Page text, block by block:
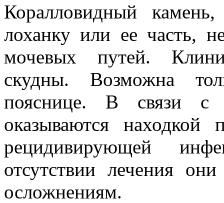
Коралловидный
лоханку или ее часть,
мочевых путей.
скудны. Возможна
пояснице. В связи с
оказываются находкой
рецидивирующей
отсутствии лечения
осложнениям.